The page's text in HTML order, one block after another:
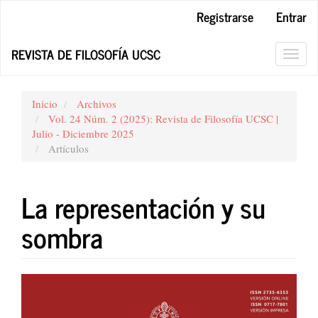
principal
Registrarse
Entrar
REVISTA DE FILOSOFÍA UCSC
Inicio
Archivos
Vol. 24 Núm. 2 (2025): Revista de Filosofía UCSC |
Julio - Diciembre 2025
Artículos
La representación y su
sombra
Barra